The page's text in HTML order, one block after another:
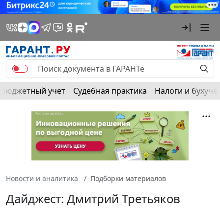
Бюджетный учет Судебная практика Налоги и
Новости и аналитика Подборки материалов
Дайджест: Дмитрий Третьяков